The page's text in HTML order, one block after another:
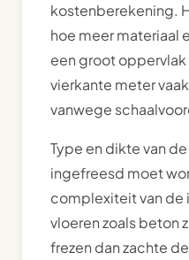
kostenberekening.
hoe meer materiaal
een groot
vierkante meter
vanwege
Type en dikte van
ingefreesd moet
complexiteit van de
vloeren zoals beton
frezen dan zachte